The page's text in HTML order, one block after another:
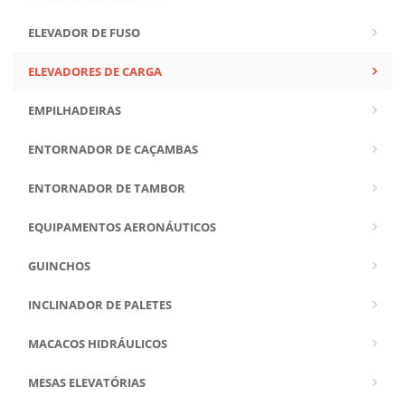
ELEVADOR DE FUSO
ELEVADORES DE CARGA
EMPILHADEIRAS
ENTORNADOR DE CAÇAMBAS
ENTORNADOR DE TAMBOR
EQUIPAMENTOS AERONÁUTICOS
GUINCHOS
INCLINADOR DE PALETES
MACACOS HIDRÁULICOS
MESAS ELEVATÓRIAS